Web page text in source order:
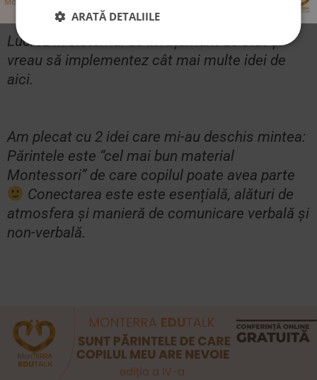
Lucrez in sistemul de învățământ de stat și
vreau să implementez cât mai multe idei de
aici.
Am plecat cu 2 idei care mi-au deschis mintea:
Părintele este “cel mai bun material
Montessori” de care copilul poate avea parte
Conectarea este este esențială, alături de
atmosfera și manieră de comunicare verbală și
non-verbală.
ARATĂ DETALIILE